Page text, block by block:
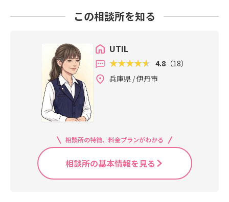
この相談所を知る
UTIL
4.8 （18）
兵庫県 / 伊丹市
相談所の特徴、料金プランがわかる
相談所の基本情報を見る